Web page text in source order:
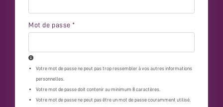
Mot de passe *
Votre mot de passe ne peut pas trop ressembler à vos autres informations
personnelles.
Votre mot de passe doit contenir au minimum 8 caractères.
Votre mot de passe ne peut pas être un mot de passe couramment utilisé.